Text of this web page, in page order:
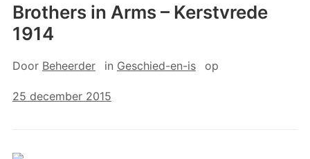
Brothers in Arms – Kerstvrede
1914
Door Beheerder in Geschied-en-is op
25 december 2015